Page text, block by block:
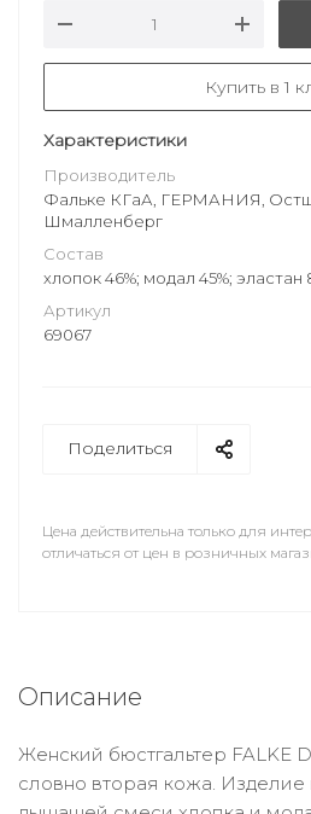
Купить в 1
Характеристики
Производитель
Фальке КГаА, ГЕРМАНИЯ,
Шмалленберг
Состав
хлопок 46%; модал 45%; эластан
Артикул
69067
Поделиться
Цена действительна только для
отличаться от цен в розничных
Описание
Женский бюстгальтер FALKE
словно вторая кожа.